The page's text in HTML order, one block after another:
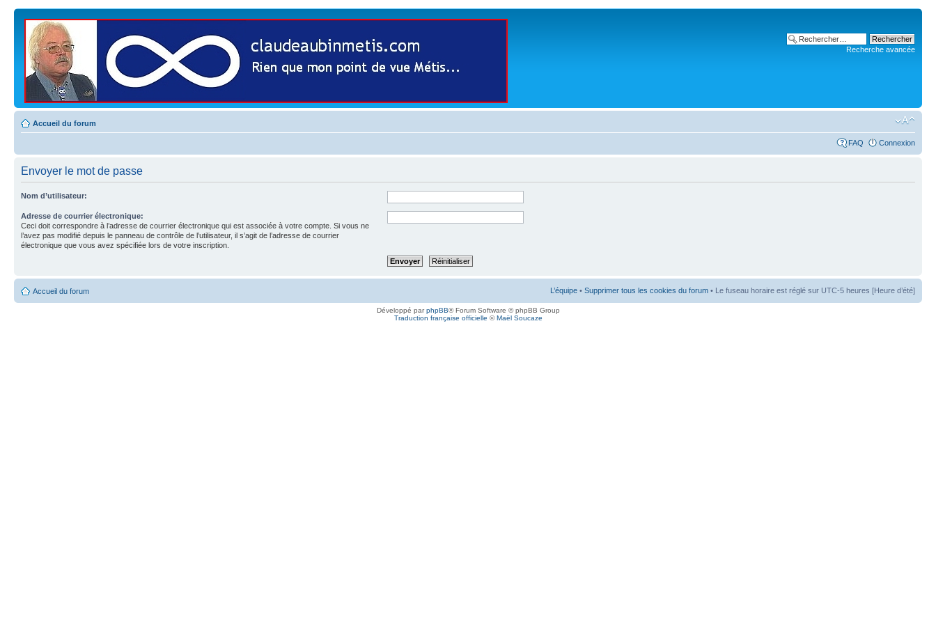
Recherche avancée
Accueil du forum
FAQ Connexion
Envoyer le mot de passe
Nom d’utilisateur:
Adresse de courrier électronique:
Ceci doit correspondre à l’adresse de courrier électronique qui est associée à votre compte. Si vous ne
l’avez pas modifié depuis le panneau de contrôle de l’utilisateur, il s’agit de l’adresse de courrier
électronique que vous avez spécifiée lors de votre inscription.
Accueil du forum L’équipe • Supprimer tous les cookies du forum • Le fuseau horaire est réglé sur UTC-5 heures [Heure d’été]
Développé parphpBB® Forum Software © phpBB Group
Traduction française officielle ©Maël Soucaze